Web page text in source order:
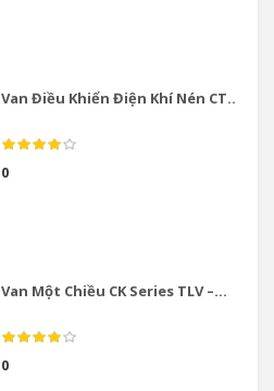
Van Điều Khiển Điện Khí Nén CT...
0
Van Một Chiều CK Series TLV –...
0